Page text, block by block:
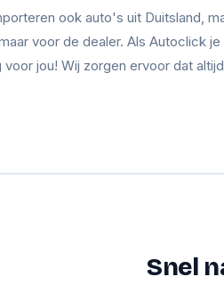
ook auto's uit Duitsland,
voor de dealer. Als Autoclick je
jou! Wij zorgen ervoor dat
Snel